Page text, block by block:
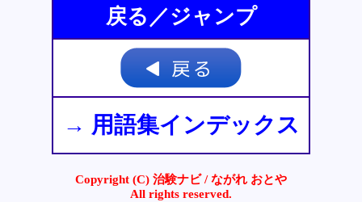
戻る／ジャンプ
→ 用語集インデックス
Copyright (C) 治験ナビ / ながれ おとや
All rights reserved.